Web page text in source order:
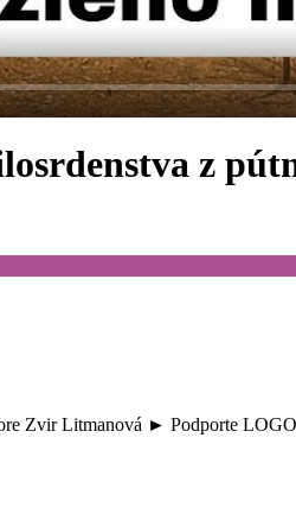
z
Zvir Litmanová ► Podporte